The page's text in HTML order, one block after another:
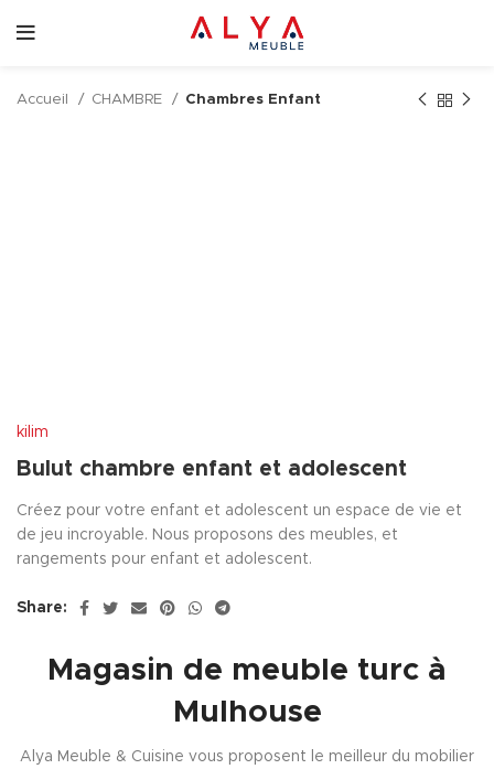
Accueil CHAMBRE Chambres Enfant
kilim
Bulut chambre enfant et adolescent
Créez pour votre enfant et adolescent un espace de vie et
de jeu incroyable. Nous proposons des meubles, et
rangements pour enfant et adolescent.
Share:
Magasin de meuble turc à
Mulhouse
Alya Meuble & Cuisine vous proposent le meilleur du mobilier